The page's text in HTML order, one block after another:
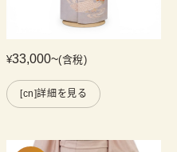
¥33,000~(含稅)
[cn]詳細を見る